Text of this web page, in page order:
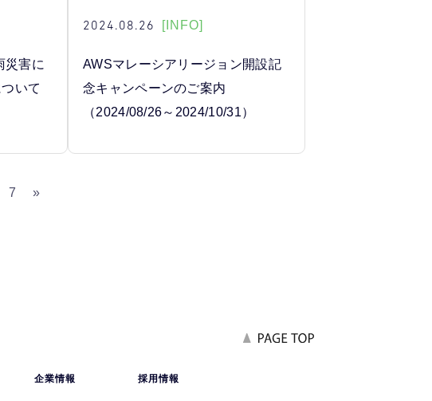
災害に
いて
2024.08.26 [INFO]
AWSマレーシアリージョン開設記
念キャンペーンのご案内
（2024/08/26～2024/10/31）
7 »
企業情報 採用情報